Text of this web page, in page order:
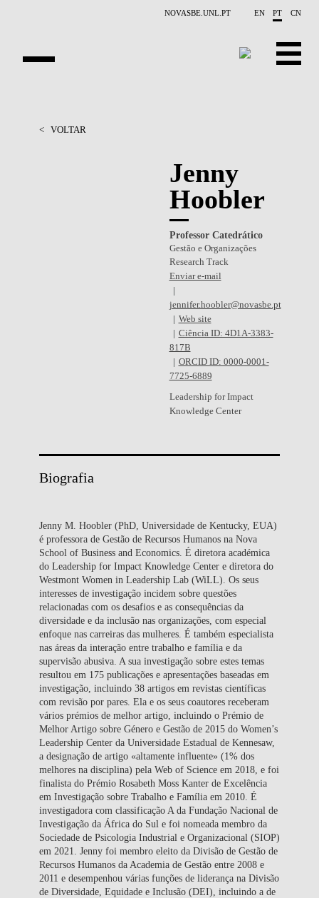
NOVASBE.UNL.PT EN PT CN
< VOLTAR
Jenny
Hoobler
Professor Catedrático
Gestão e Organizações
Research Track
Enviar e-mail
jennifer.hoobler@novasbe.pt
Web site
Ciência ID: 4D1A-3383-
817B
ORCID ID: 0000-0001-
7725-6889
Leadership for Impact
Knowledge Center
Biografia
Jenny M. Hoobler (PhD, Universidade de Kentucky, EUA)
é professora de Gestão de Recursos Humanos na Nova
School of Business and Economics. É diretora académica
do Leadership for Impact Knowledge Center e diretora do
Westmont Women in Leadership Lab (WiLL). Os seus
interesses de investigação incidem sobre questões
relacionadas com os desafios e as consequências da
diversidade e da inclusão nas organizações, com especial
enfoque nas carreiras das mulheres. É também especialista
nas áreas da interação entre trabalho e família e da
supervisão abusiva. A sua investigação sobre estes temas
resultou em 175 publicações e apresentações baseadas em
investigação, incluindo 38 artigos em revistas científicas
com revisão por pares. Ela e os seus coautores receberam
vários prémios de melhor artigo, incluindo o Prémio de
Melhor Artigo sobre Género e Gestão de 2015 do Women’s
Leadership Center da Universidade Estadual de Kennesaw,
a designação de artigo «altamente influente» (1% dos
melhores na disciplina) pela Web of Science em 2018, e foi
finalista do Prémio Rosabeth Moss Kanter de Excelência
em Investigação sobre Trabalho e Família em 2010. É
investigadora com classificação A da Fundação Nacional de
Investigação da África do Sul e foi nomeada membro da
Sociedade de Psicologia Industrial e Organizacional (SIOP)
em 2021. Jenny foi membro eleito da Divisão de Gestão de
Recursos Humanos da Academia de Gestão entre 2008 e
2011 e desempenhou várias funções de liderança na Divisão
de Diversidade, Equidade e Inclusão (DEI), incluindo a de